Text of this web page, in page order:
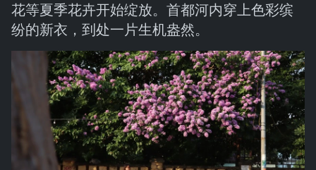
花等夏季花卉开始绽放。首都河内穿上色彩缤
纷的新衣，到处一片生机盎然。